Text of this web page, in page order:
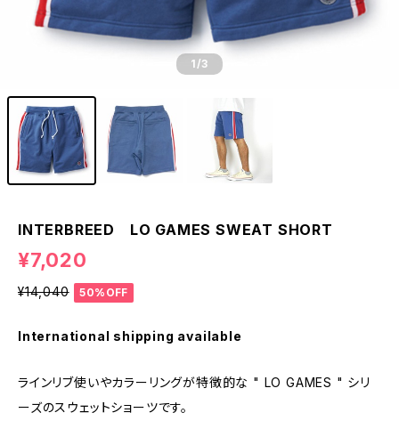
1/3
INTERBREED LO GAMES SWEAT SHORT
¥7,020
¥14,040 50%OFF
International shipping available
ラインリブ使いやカラーリングが特徴的な " LO GAMES " シリ
ーズのスウェットショーツです。